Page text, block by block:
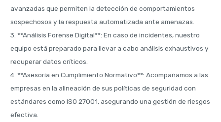
avanzadas que permiten la detección de comportamientos
sospechosos y la respuesta automatizada ante amenazas.
3. **Análisis Forense Digital**: En caso de incidentes, nuestro
equipo está preparado para llevar a cabo análisis exhaustivos y
recuperar datos críticos.
4. **Asesoría en Cumplimiento Normativo**: Acompañamos a las
empresas en la alineación de sus políticas de seguridad con
estándares como ISO 27001, asegurando una gestión de riesgos
efectiva.